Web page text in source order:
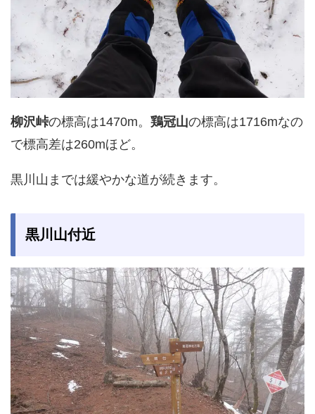
柳沢峠の標高は1470m。 鶏冠山の標高は1716mなの
で標高差は260mほど。
黒川山までは緩やかな道が続きます。
黒川山付近